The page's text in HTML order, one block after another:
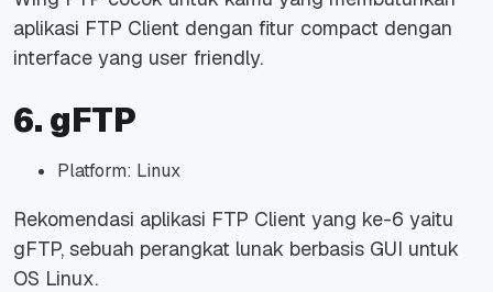
aplikasi FTP Client dengan fitur compact dengan
interface yang user friendly.
6. gFTP
Platform: Linux
Rekomendasi aplikasi FTP Client yang ke-6 yaitu
gFTP, sebuah perangkat lunak berbasis GUI untuk
OS Linux.